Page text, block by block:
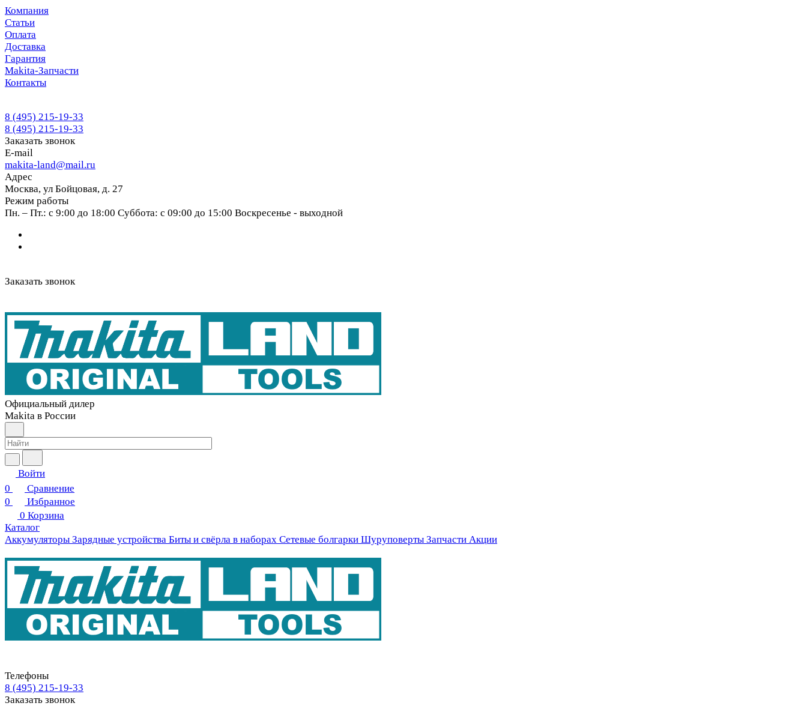
Компания
Статьи
Оплата
Доставка
Гарантия
Makita-Запчасти
Контакты
8 (495) 215-19-33
8 (495) 215-19-33
Заказать звонок
E-mail
makita-land@mail.ru
Адрес
Москва, ул Бойцовая, д. 27
Режим работы
Пн. – Пт.: с 9:00 до 18:00 Суббота: с 09:00 до 15:00 Воскресенье - выходной
Заказать звонок
Официальный дилер
Makita в России
Войти
0
Сравнение
0
Избранное
0 Корзина
Каталог
Аккумуляторы Зарядные устройства Биты и свёрла в наборах Сетевые болгарки Шуруповерты Запчасти Акции
Телефоны
8 (495) 215-19-33
Заказать звонок